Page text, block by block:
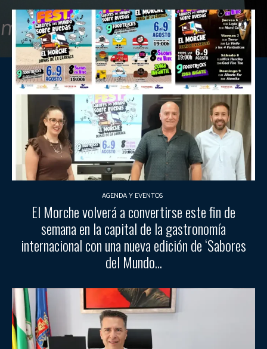
AGENDA Y EVENTOS
El Morche volverá a convertirse este fin de
semana en la capital de la gastronomía
internacional con una nueva edición de ‘Sabores
del Mundo...